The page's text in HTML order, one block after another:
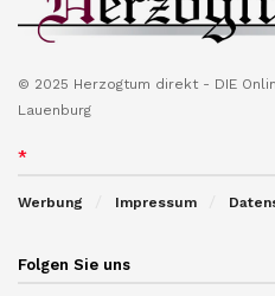
© 2025 Herzogtum direkt - DIE
Lauenburg
*
Werbung Impressum
Folgen Sie uns